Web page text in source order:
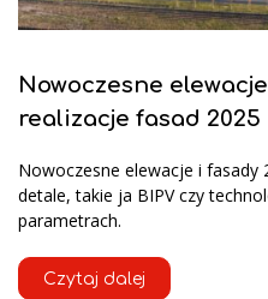
Nowoczesne
realizacje fasad 2025
Nowoczesne elewacje i fasady
detale, takie ja BIPV czy
parametrach.
Czytaj dalej